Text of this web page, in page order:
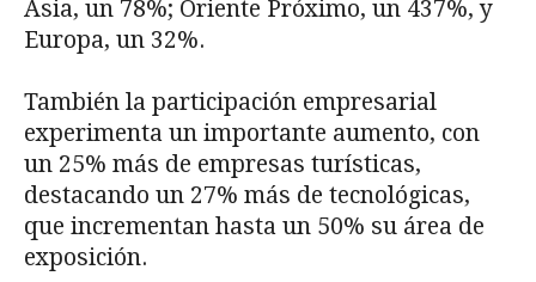
Asia, un 78%; Oriente Próximo, un 437%, y
Europa, un 32%.
También la participación empresarial
experimenta un importante aumento, con
un 25% más de empresas turísticas,
destacando un 27% más de tecnológicas,
que incrementan hasta un 50% su área de
exposición.